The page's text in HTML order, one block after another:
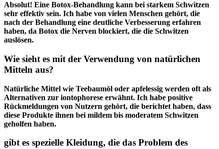
Absolut!​ Eine Botox-Behandlung kann bei starkem Schwitzen
sehr effektiv sein. Ich habe von vielen Menschen gehört, die
nach der Behandlung eine⁣ deutliche Verbesserung erfahren
haben, da Botox die Nerven blockiert, die ​die⁢ Schwitzen
auslösen.
Wie sieht es mit der ‍Verwendung von natürlichen
Mitteln⁣ aus?
Natürliche Mittel ‍wie Teebaumöl oder apfelessig werden oft ⁢als
Alternativen zur iontophorese ⁣erwähnt. Ich habe positive
Rückmeldungen von Nutzern gehört,⁤ die​ berichtet haben, dass
diese Produkte ihnen ​bei mildem bis ⁤moderatem ⁣Schwitzen⁣
geholfen ​haben.
gibt es spezielle Kleidung, die das Problem des